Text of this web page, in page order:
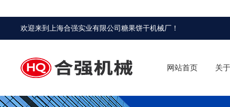
欢迎来到 上海合强实业有限公司糖果饼干机械厂 ！
网站首页 关